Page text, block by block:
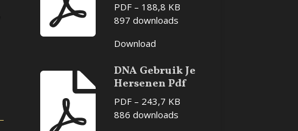
PDF – 188,8 KB
897 downloads
Download
DNA Gebruik Je
Hersenen Pdf
PDF – 243,7 KB
886 downloads